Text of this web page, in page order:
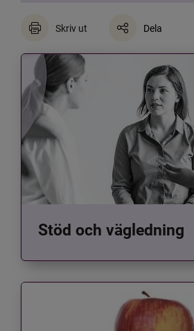
Skriv ut Dela
Stöd och vägledning